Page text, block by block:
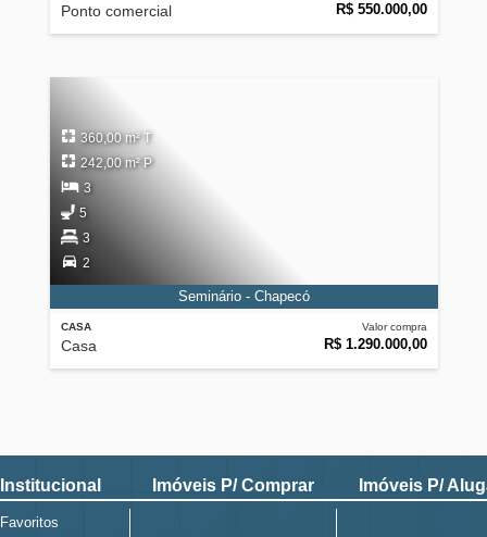
Ponto comercial R$ 550.000,00
CASA
Casa
Valor compra
R$ 1.290.000,00
360,00 m² T
242,00 m² P
3
5
3
2
Seminário - Chapecó
Institucional
Favoritos
Imóveis P/ Comprar Imóveis P/